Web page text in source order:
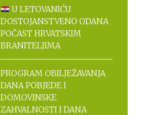
U LETOVANIĆU
DOSTOJANSTVENO ODANA
POČAST HRVATSKIM
BRANITELJIMA
PROGRAM OBILJEŽAVANJA
DANA POBJEDE I
DOMOVINSKE
ZAHVALNOSTI I DANA